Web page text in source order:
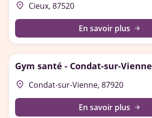
place Cieux, 87520
En savoir plus arrow_forward
Gym santé - Condat-sur-Vienne
place Condat-sur-Vienne, 87920
En savoir plus arrow_forward